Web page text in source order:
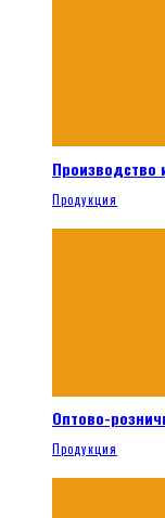
Производство
Продукция
Оптово-
Продукция